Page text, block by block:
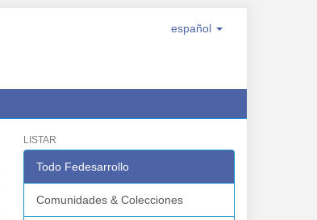
español
LISTAR
Todo Fedesarrollo
Comunidades & Colecciones